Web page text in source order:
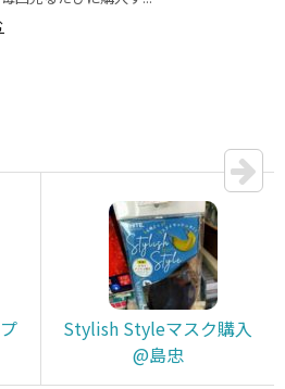
Stylish Styleマスク購入
@島忠